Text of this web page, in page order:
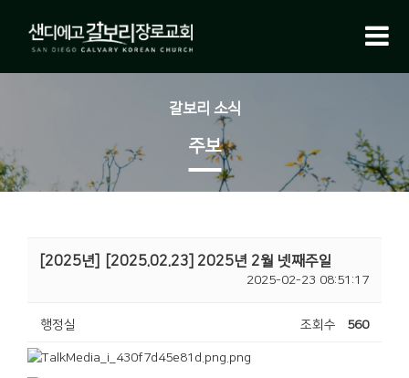
갈보리 소식
주보
[2025년] [2025.02.23] 2025년 2월 넷째주일
2025-02-23 08:51:17
행정실 조회수 560